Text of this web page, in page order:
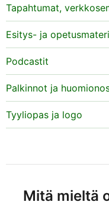
Tapahtumat,
Esitys- ja
Podcastit
Palkinnot ja
Tyyliopas ja logo
Mitä mieltä